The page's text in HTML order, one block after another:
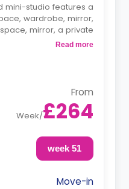
mini-studio features a
wardrobe, mirror,
mirror, a private
kettle, microwave, and
Read more
From
£264
/
Week
51 week
Move-in